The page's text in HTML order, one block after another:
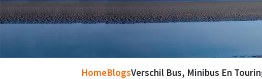
HomeBlogsVerschil Bus, Minibus En